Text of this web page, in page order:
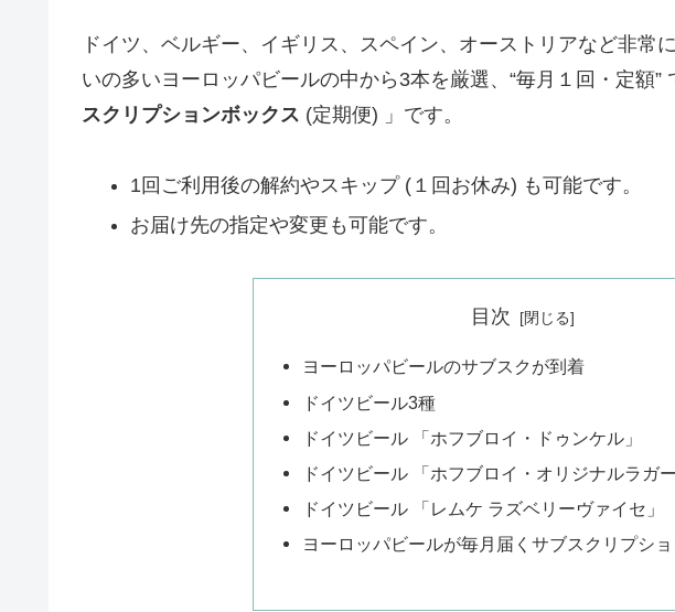
ドイツ、ベルギー、イギリス、スペイン、オーストリアなど非常
いの多いヨーロッパビールの中から3本を厳選、“毎月１回・定額”
スクリプションボックス (定期便) 」です。
1回ご利用後の解約やスキップ (１回お休み) も可能です。
お届け先の指定や変更も可能です。
目次
ヨーロッパビールのサブスクが到着
ドイツビール3種
ドイツビール 「ホフブロイ・ドゥンケル」
ドイツビール 「ホフブロイ・オリジナルラガー
ドイツビール 「レムケ ラズベリーヴァイセ」
ヨーロッパビールが毎月届くサブスクリプシ